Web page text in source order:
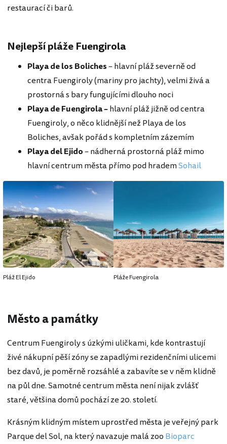
restaurací či barů.
Nejlepší pláže Fuengirola
Playa de los Boliches– hlavní pláž severně od
centra Fuengiroly (mariny pro jachty), velmi živá a
prostorná s bary fungujícími dlouho noci
Playa de Fuengirola –hlavní pláž jižně od centra
Fuengiroly, o něco klidnější než Playa de los
Boliches, avšak pořád s kompletním zázemím
Playa del Ejido– nádherná prostorná pláž mimo
hlavní centrum města přímo pod hrademSohail
Pláž El Ejido Pláže Fuengirola
Město a památky
Centrum Fuengiroly s úzkými uličkami, kde kontrastují
živé nákupní pěší zóny se zapadlými rezidenčními ulicemi
bez davů, je poměrně rozsáhlé a zabavíte se v něm klidně
na půl dne. Samotné centrum města není nijak zvlášť
staré, většina domů pochází ze 20. století.
Krásným klidným místem uprostřed města je veřejný park
Parque del Sol, na který navazuje malá zoo Bioparc